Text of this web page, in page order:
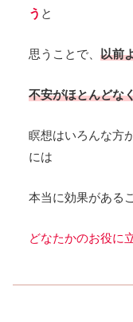
う と
思うことで、 以前
不安がほとんどな
瞑想はいろんな方
には
本当に効果がある
どなたかのお役に